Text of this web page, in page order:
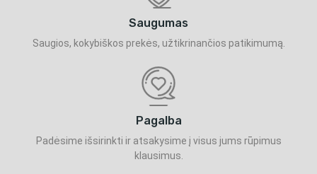
Saugumas
Saugios, kokybiškos prekės, užtikrinančios patikimumą.
Pagalba
Padėsime išsirinkti ir atsakysime į visus jums rūpimus
klausimus.